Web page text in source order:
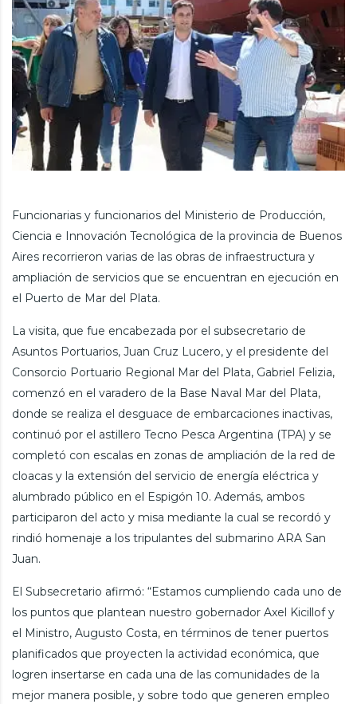
Funcionarias y funcionarios del Ministerio de Producción,
Ciencia e Innovación Tecnológica de la provincia de Buenos
Aires recorrieron varias de las obras de infraestructura y
ampliación de servicios que se encuentran en ejecución en
el Puerto de Mar del Plata.
La visita, que fue encabezada por el subsecretario de
Asuntos Portuarios, Juan Cruz Lucero, y el presidente del
Consorcio Portuario Regional Mar del Plata, Gabriel Felizia,
comenzó en el varadero de la Base Naval Mar del Plata,
donde se realiza el desguace de embarcaciones inactivas,
continuó por el astillero Tecno Pesca Argentina (TPA) y se
completó con escalas en zonas de ampliación de la red de
cloacas y la extensión del servicio de energía eléctrica y
alumbrado público en el Espigón 10. Además, ambos
participaron del acto y misa mediante la cual se recordó y
rindió homenaje a los tripulantes del submarino ARA San
Juan.
El Subsecretario afirmó: “Estamos cumpliendo cada uno de
los puntos que plantean nuestro gobernador Axel Kicillof y
el Ministro, Augusto Costa, en términos de tener puertos
planificados que proyecten la actividad económica, que
logren insertarse en cada una de las comunidades de la
mejor manera posible, y sobre todo que generen empleo